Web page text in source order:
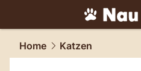
tiere.NAU.ch
Home Katzen